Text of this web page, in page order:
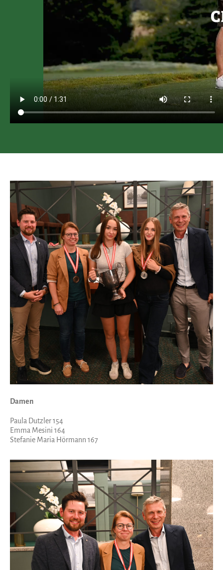
Damen
Paula Dutzler 154
Emma Mesini 164
Stefanie Maria Hörmann 167